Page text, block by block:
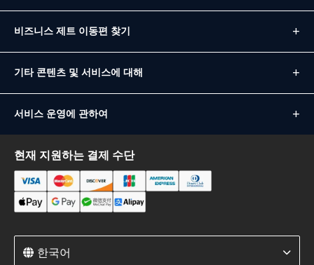
비즈니스 제트 이동편 찾기
기타 콘텐츠 및 서비스에 대해
서비스 운영에 관하여
현재 지원하는 결제 수단
한국어